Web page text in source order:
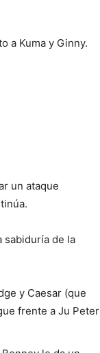
a Kuma y Ginny.
un ataque
sabiduría de la
y Caesar (que
frente a Ju Peter